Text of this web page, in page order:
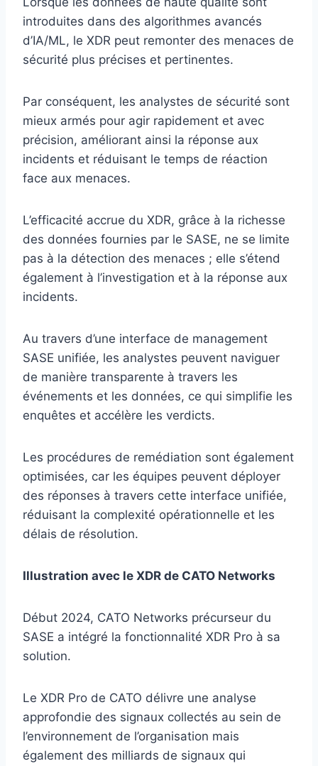
introduites dans des algorithmes avancés
d’IA/ML, le XDR peut remonter des menaces de
sécurité plus précises et pertinentes.
Par conséquent, les analystes de sécurité sont
mieux armés pour agir rapidement et avec
précision, améliorant ainsi la réponse aux
incidents et réduisant le temps de réaction
face aux menaces.
L’efficacité accrue du XDR, grâce à la richesse
des données fournies par le SASE, ne se limite
pas à la détection des menaces ; elle s’étend
également à l’investigation et à la réponse aux
incidents.
Au travers d’une interface de management
SASE unifiée, les analystes peuvent naviguer
de manière transparente à travers les
événements et les données, ce qui simplifie les
enquêtes et accélère les verdicts.
Les procédures de remédiation sont également
optimisées, car les équipes peuvent déployer
des réponses à travers cette interface unifiée,
réduisant la complexité opérationnelle et les
délais de résolution.
Illustration avec le XDR de CATO Networks
Début 2024, CATO Networks précurseur du
SASE a intégré la fonctionnalité XDR Pro à sa
solution.
Le XDR Pro de CATO délivre une analyse
approfondie des signaux collectés au sein de
l’environnement de l’organisation mais
également des milliards de signaux qui